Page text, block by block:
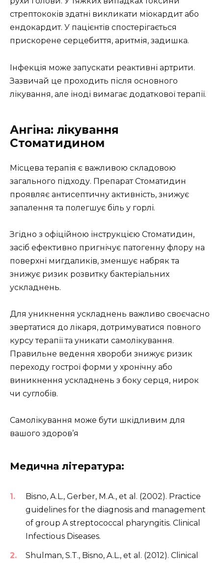
стрептококів здатні викликати міокардит або
ендокардит. У пацієнтів спостерігається
прискорене серцебиття, аритмія, задишка.
Інфекція може запускати реактивні артрити.
Зазвичай це проходить після основного
лікування, але іноді вимагає додаткової терапії.
Ангіна: лікування
Стоматидином
Місцева терапія є важливою складовою
загального підходу. Препарат Стоматидин
проявляє антисептичну активність, знижує
запалення та полегшує біль у горлі.
Згідно з офіційною інструкцією Стоматидин,
засіб ефективно пригнічує патогенну флору на
поверхні мигдаликів, зменшує набряк та
знижує ризик розвитку бактеріальних
ускладнень.
Для уникнення ускладнень важливо своєчасно
звертатися до лікаря, дотримуватися повного
курсу терапії та уникати самолікування.
Правильне ведення хвороби знижує ризик
переходу гострої форми у хронічну або
виникнення ускладнень з боку серця, нирок
чи суглобів.
Самолікування може бути шкідливим для
вашого здоров’я
Медична література:
Bisno, A.L., Gerber, M.A., et al. (2002). Practice
guidelines for the diagnosis and management
of group A streptococcal pharyngitis. Clinical
Infectious Diseases.
Shulman, S.T., Bisno, A.L., et al. (2012). Clinical